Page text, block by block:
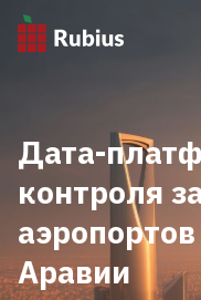
Дата-
контроля
Аравии